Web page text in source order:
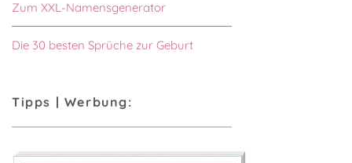
Zum XXL-Namensgenerator
Die 30 besten Sprüche zur Geburt
Tipps | Werbung: